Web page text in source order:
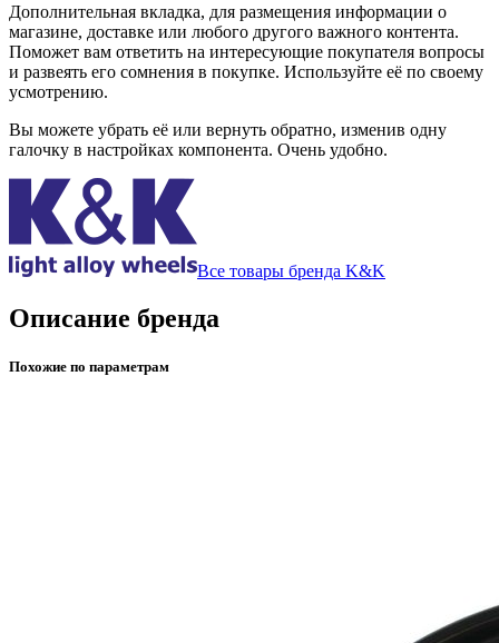
Дополнительная вкладка, для размещения информации о
магазине, доставке или любого другого важного контента.
Поможет вам ответить на интересующие покупателя вопросы
и развеять его сомнения в покупке. Используйте её по своему
усмотрению.
Вы можете убрать её или вернуть обратно, изменив одну
галочку в настройках компонента. Очень удобно.
Все товары бренда K&K
Описание бренда
Похожие по параметрам